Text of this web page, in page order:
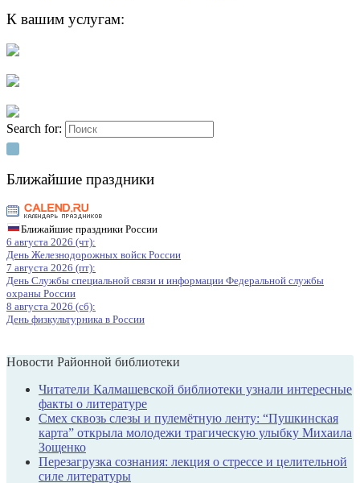
К вашим услугам:
Search for:
Ближайшие праздники
Ближайшие праздники России
6 августа 2026 (чт):
День Железнодорожных войск России
7 августа 2026 (пт):
День Службы специальной связи и информации Федеральной службы
охраны России
8 августа 2026 (сб):
День физкультурника в России
Новости Районной библиотеки
Читатели Калмашевской библиотеки узнали интересные
факты о литературе
Смех сквозь слезы и пулемётную ленту: “Пушкинская
карта” открыла молодежи трагическую улыбку Михаила
Зощенко
Перезагрузка сознания: лекция о стрессе и целительной
силе литературы